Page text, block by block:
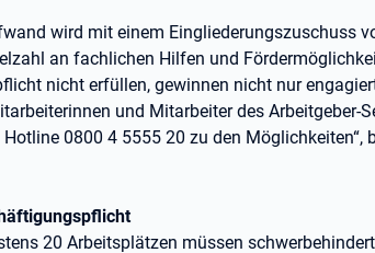
wird mit einem Eingliederungszuschuss
an fachlichen Hilfen und
nicht erfüllen, gewinnen nicht nur
und Mitarbeiter des Arbeitgeber-
0800 4 5555 20 zu den Möglichkeiten“,
20 Arbeitsplätzen müssen